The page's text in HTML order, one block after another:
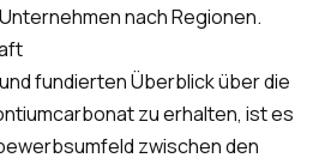
nach Regionen.
fundierten Überblick über die
zu erhalten, ist es
zwischen den